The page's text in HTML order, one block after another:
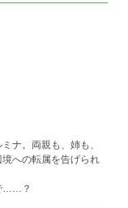
ナ。両親も、姉も、
への転属を告げられ
……？